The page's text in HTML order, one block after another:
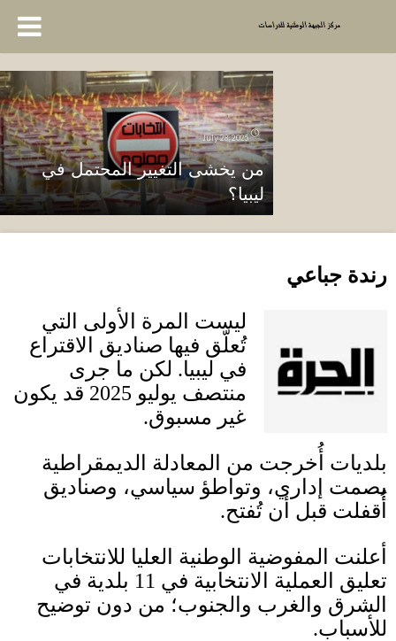
July 28, 2025
من يخشى التغيير المحتمل في
ليبيا؟
رندة جباعي
ليست المرة الأولى التي
تُعلّق فيها صناديق الاقتراع
في ليبيا. لكن ما جرى
منتصف يوليو 2025 قد يكون
غير مسبوق.
بلديات أُخرجت من المعادلة الديمقراطية
بصمت إداري، وتواطؤ سياسي، وصناديق
أُقفلت قبل أن تُفتح.
أعلنت المفوضية الوطنية العليا للانتخابات
تعليق العملية الانتخابية في 11 بلدية في
الشرق والغرب والجنوب؛ من دون توضيح
للأسباب.